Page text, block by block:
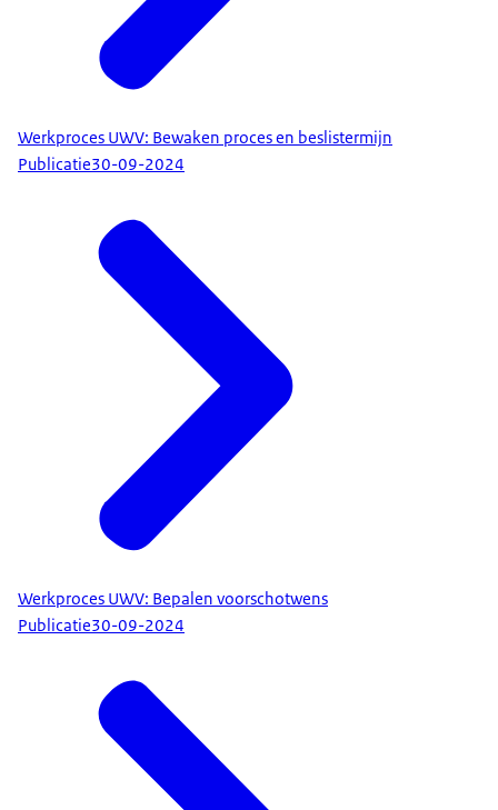
Werkproces UWV: Bewaken proces en beslistermijn
Publicatie30-09-2024
Werkproces UWV: Bepalen voorschotwens
Publicatie30-09-2024